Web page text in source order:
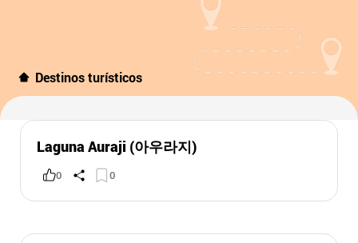
Destinos turísticos
Laguna Auraji (아우라지)
0 0